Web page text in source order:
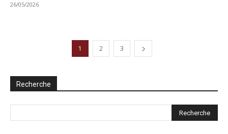
26/05/2026
1 2 3
Recherche